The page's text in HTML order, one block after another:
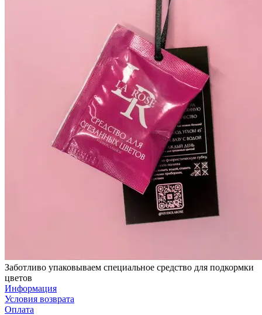
Заботливо упаковываем специальное средство для подкормки
цветов
Информация
Условия возврата
Оплата